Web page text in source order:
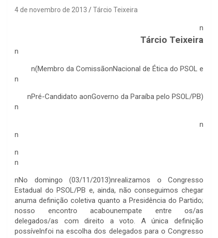
4 de novembro de 2013 Tárcio Teixeira
n
Tárcio Teixeira
n
n(Membro da ComissãonNacional de Ética do PSOL e
n
nPré-Candidato aonGoverno da Paraíba pelo PSOL/PB)
n
n
n
n
n
nNo domingo (03/11/2013)nrealizamos o Congresso
Estadual do PSOL/PB e, ainda, não conseguimos chegar
anuma definição coletiva quanto a Presidência do Partido;
nosso encontro acabounempate entre os/as
delegados/as com direito a voto. A única definição
possívelnfoi na escolha dos delegados para o Congresso